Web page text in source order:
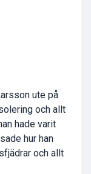
ute på
och allt
hade varit
hur han
och allt